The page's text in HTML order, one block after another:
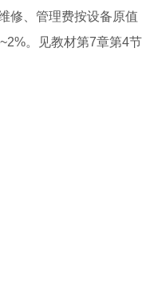
修、管理费按设备原值
。见教材第7章第4节